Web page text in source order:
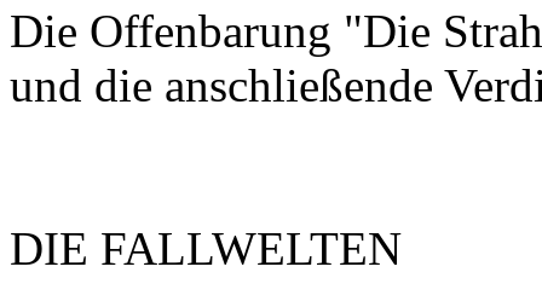
Die Offenbarung "Die
und die anschließende
DIE FALLWELTEN